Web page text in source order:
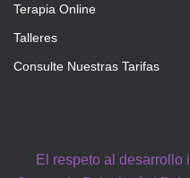
Terapia Online
Talleres
Consulte Nuestras Tarifas
El respeto al desarrollo